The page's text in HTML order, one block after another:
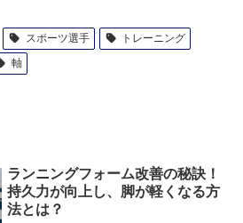
スポーツ選手
トレーニング
軸
ランニングフォーム改善の秘訣！
持久力が向上し、脚が軽くなる方
法とは？